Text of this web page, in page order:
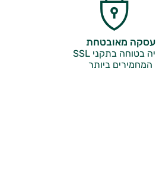
עסקה מאובטחת
קנייה בטוחה בתקני SSL
המחמירים ביותר